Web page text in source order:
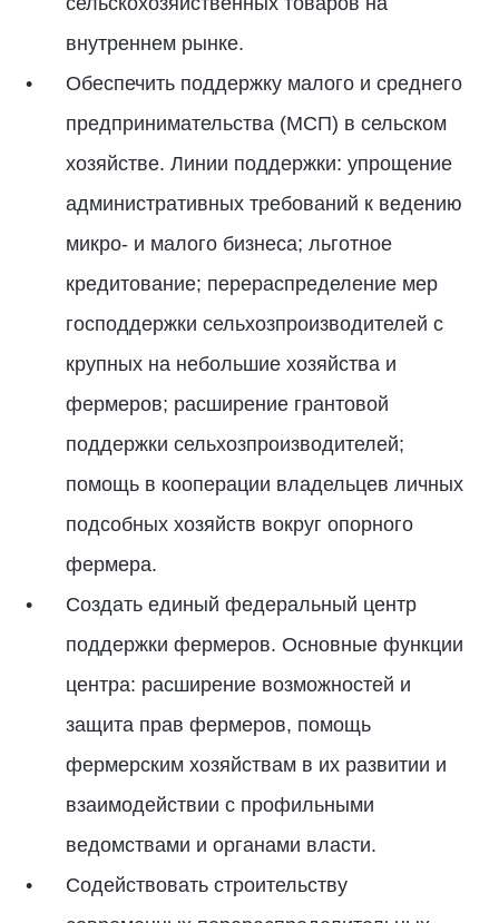
внутреннем рынке.
Обеспечить поддержку малого и среднего
предпринимательства (МСП) в сельском
хозяйстве. Линии поддержки: упрощение
административных требований к ведению
микро- и малого бизнеса; льготное
кредитование; перераспределение мер
господдержки сельхозпроизводителей с
крупных на небольшие хозяйства и
фермеров; расширение грантовой
поддержки сельхозпроизводителей;
помощь в кооперации владельцев личных
подсобных хозяйств вокруг опорного
фермера.
Создать единый федеральный центр
поддержки фермеров. Основные функции
центра: расширение возможностей и
защита прав фермеров, помощь
фермерским хозяйствам в их развитии и
взаимодействии с профильными
ведомствами и органами власти.
Содействовать строительству